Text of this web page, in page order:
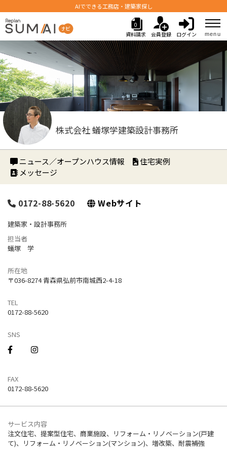
AIでできる工務店・建築家探し
0
資料請求
会員登録 ログイン menu
株式会社 蟻塚学建築設計事務所
ニュース／オープンハウス情報
住宅実例
メッセージ
0172-88-5620 Webサイト
建築家・設計事務所
担当者
蟻塚 学
所在地
〒036-8274 青森県弘前市南城西2-4-18
TEL
0172-88-5620
SNS
FAX
0172-88-5620
サービス内容
注文住宅、提案型住宅、商業施設、リフォーム・リノベーション(戸建
て)、リフォーム・リノベーション(マンション)、増改築、耐震補強